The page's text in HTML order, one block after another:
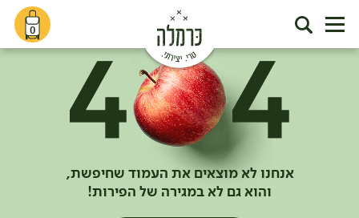
0
אנחנו לא מוצאים את העמוד שחיפשת,
והוא גם לא במגירה של הפירות!